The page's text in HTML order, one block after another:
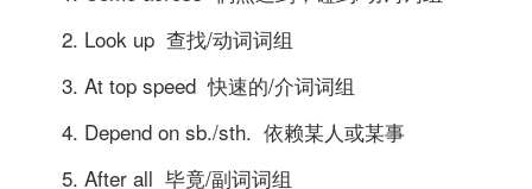
2. Look up 查找/动词词组
3. At top speed 快速的/介词词组
4. Depend on sb./sth. 依赖某人或某事
5. After all 毕竟/副词词组